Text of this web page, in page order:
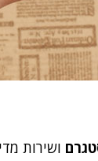
ושירות